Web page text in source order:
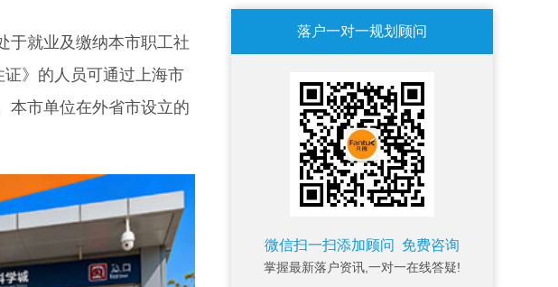
就业及缴纳本市职工社
》的人员可通过上海市
本市单位在外省市设立的
落户一对一规划顾问
微信扫一扫添加顾问 免费咨询
掌握最新落户资讯,一对一在线答疑!